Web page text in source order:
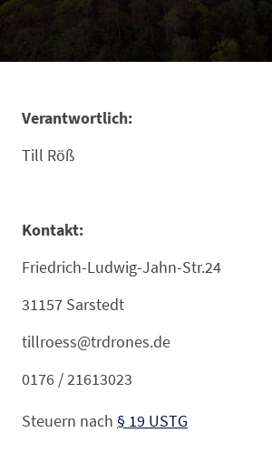
Verantwortlich:
Till Röß
Kontakt:
Friedrich-Ludwig-Jahn-Str.24
31157 Sarstedt
tillroess@trdrones.de
0176 / 21613023
Steuern nach § 19 USTG